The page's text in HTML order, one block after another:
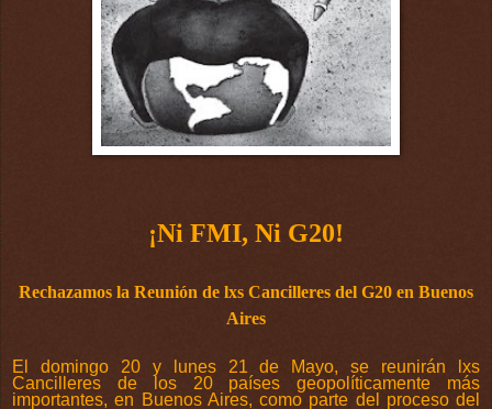
¡Ni FMI, Ni G20!
Rechazamos la Reunión de lxs Cancilleres del G20 en Buenos
Aires
El domingo 20 y lunes 21 de Mayo, se reunirán lxs
Cancilleres de los 20 países geopolíticamente más
importantes, en Buenos Aires, como parte del proceso del